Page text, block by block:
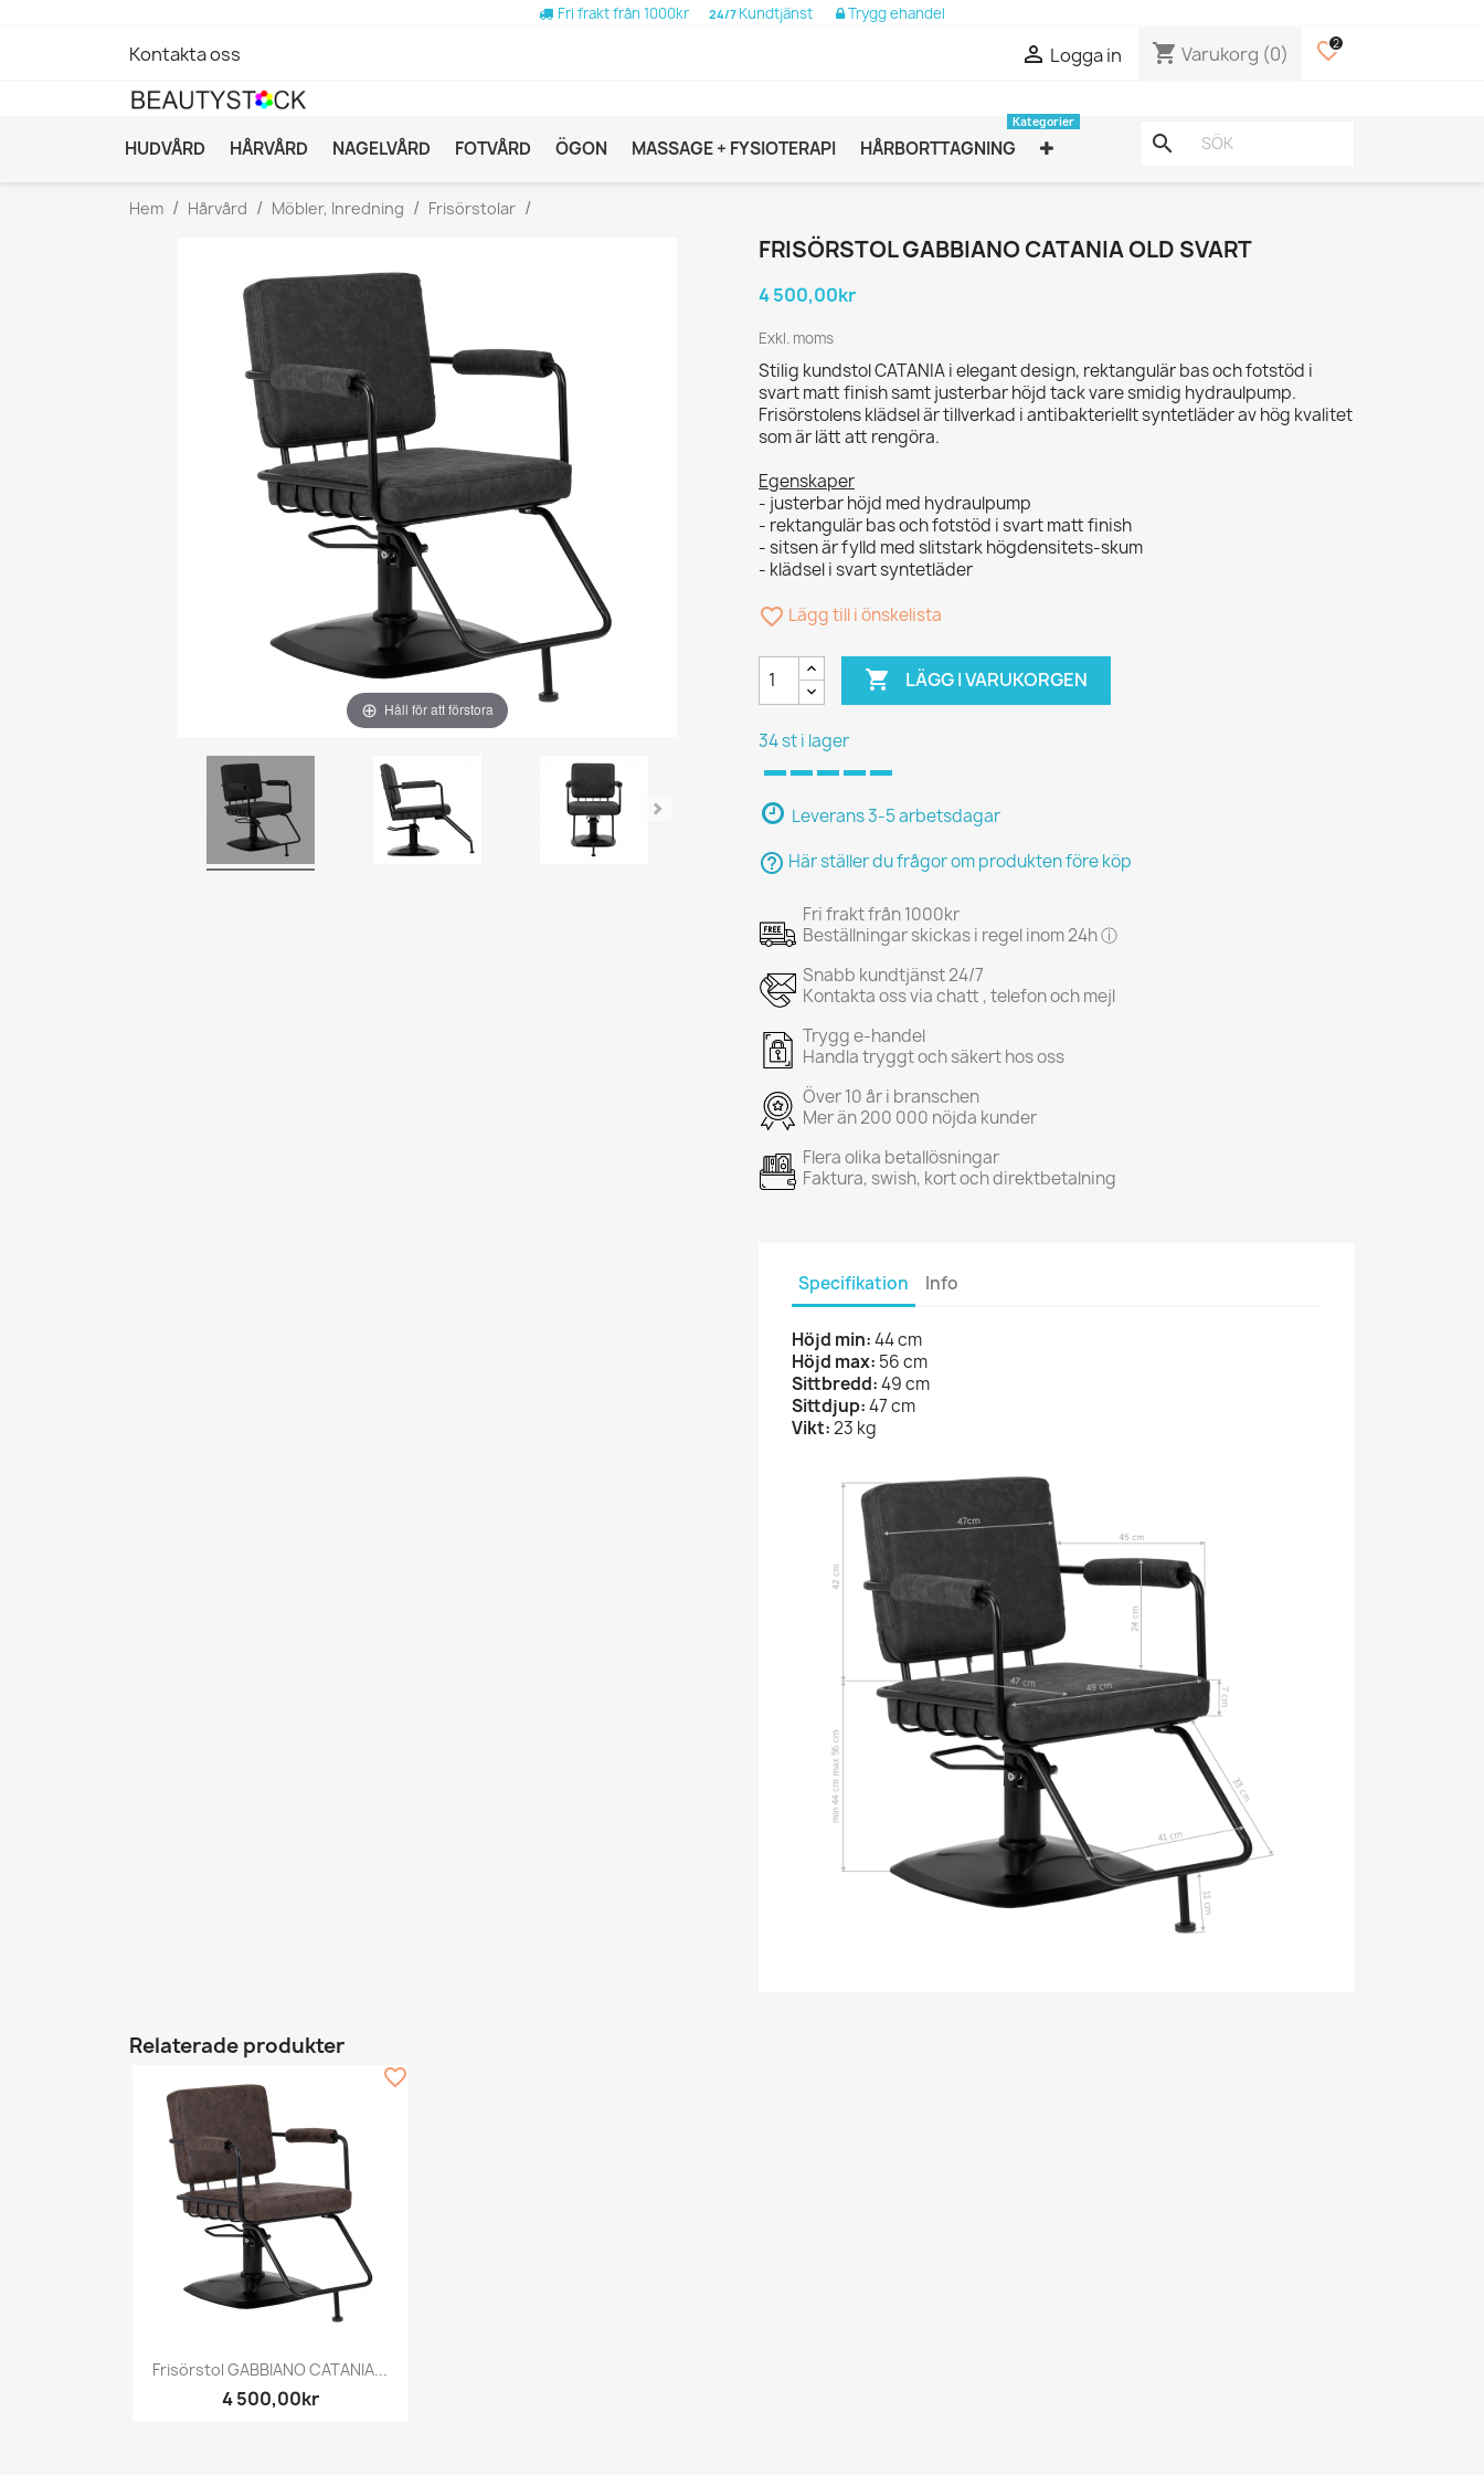
Fri frakt från 1000kr 24/7 Kundtjänst Trygg ehandel
Kontakta oss  Logga in shopping_cart Varukorg (0) favorite_border
2
HUDVÅRD HÅRVÅRD NAGELVÅRD FOTVÅRD ÖGON MASSAGE + FYSIOTERAPI HÅRBORTTAGNING
Kategorier
search
Hem Hårvård Möbler, Inredning Frisörstolar
Håll för att förstora
FRISÖRSTOL GABBIANO CATANIA OLD SVART
4 500,00kr
Exkl. moms
Stilig kundstol CATANIA i elegant design, rektangulär bas och fotstöd i
svart matt finish samt justerbar höjd tack vare smidig hydraulpump.
Frisörstolens klädsel är tillverkad i antibakteriellt syntetläder av hög kvalitet
som är lätt att rengöra.
Egenskaper
- justerbar höjd med hydraulpump
- rektangulär bas och fotstöd i svart matt finish
- sitsen är fylld med slitstark högdensitets-skum
- klädsel i svart syntetläder
favorite_border Lägg till i önskelista
 LÄGG I VARUKORGEN
34 st i lager
Leverans 3-5 arbetsdagar
help_outline Här ställer du frågor om produkten före köp
Fri frakt från 1000kr
Beställningar skickas i regel inom 24h ⓘ
Snabb kundtjänst 24/7
Kontakta oss via chatt , telefon och mejl
Trygg e-handel
Handla tryggt och säkert hos oss
Över 10 år i branschen
Mer än 200 000 nöjda kunder
Flera olika betallösningar
Faktura, swish, kort och direktbetalning
Specifikation Info
Höjd min:44 cm
Höjd max: 56 cm
Sittbredd:49 cm
Sittdjup:47 cm
Vikt:23 kg
Relaterade produkter
Snabbvy
Frisörstol GABBIANO CATANIA...
4 500,00kr
favorite_border